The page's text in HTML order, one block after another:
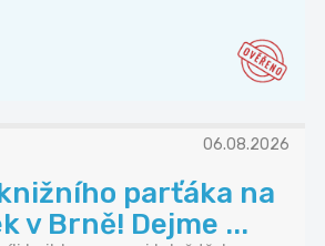
06.08.2026
parťáka na
v Brně! Dejme ...